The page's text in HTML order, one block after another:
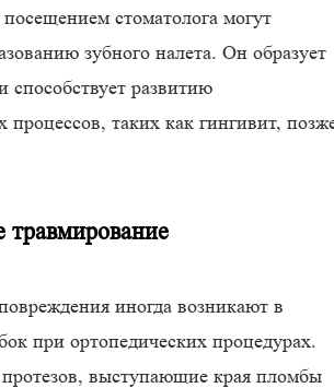
стоматолога могут
зубного налета. Он образует
способствует развитию
процессов, таких как гингивит,
травмирование
иногда возникают в
при ортопедических процедурах.
выступающие края пломбы